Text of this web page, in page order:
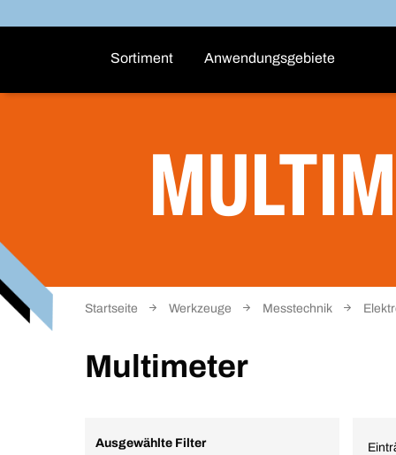
Sortiment Anwendungsgebiete
Startseite Werkzeuge Messtechnik
Multimeter
Ausgewählte Filter